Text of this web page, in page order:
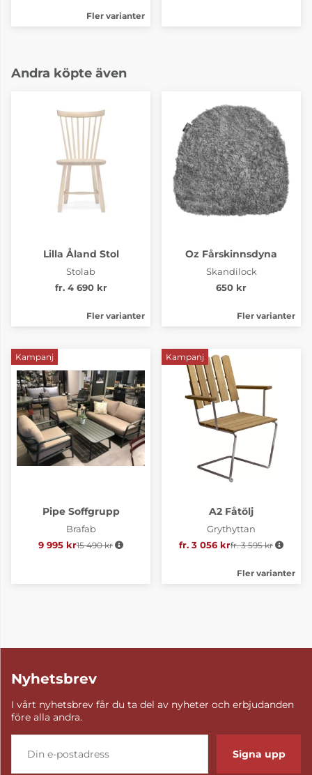
Fler varianter
Andra köpte även
Lilla Åland Stol
Stolab
fr. 4 690 kr
Fler varianter
Oz Fårskinnsdyna
Skandilock
650 kr
Fler varianter
Kampanj
Pipe Soffgrupp
Brafab
9 995 kr Ordinarie pris:
15 490 kr
Kampanj
A2 Fåtölj
Grythyttan
fr. 3 056 krOrdinarie pris:
fr. 3 595 kr
Fler varianter
Nyhetsbrev
I vårt nyhetsbrev får du ta del av nyheter och erbjudanden
före alla andra.
Signa upp